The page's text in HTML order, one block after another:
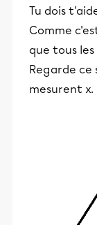
Tu dois
Comme
que tous
Regarde ce
mesurent x.